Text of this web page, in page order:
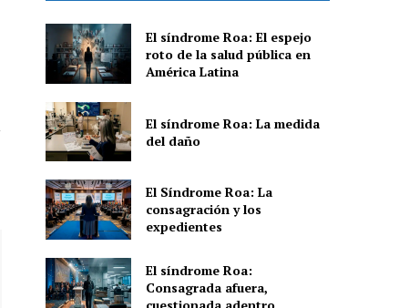
El síndrome Roa: El espejo
roto de la salud pública en
América Latina
El síndrome Roa: La medida
del daño
El Síndrome Roa: La
consagración y los
expedientes
El síndrome Roa:
Consagrada afuera,